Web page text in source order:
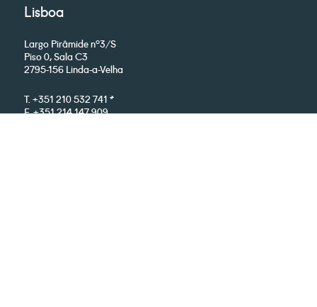
Lisboa
Largo Pirâmide nº3/S
Piso 0, Sala C3
2795-156 Linda-a-Velha
T. +351 210 532 741 *
F. +351 214 147 909